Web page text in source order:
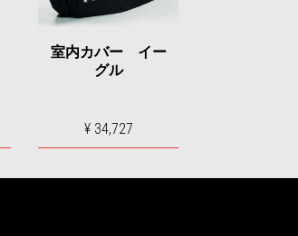
室内カバー イー
グル
¥ 34,727